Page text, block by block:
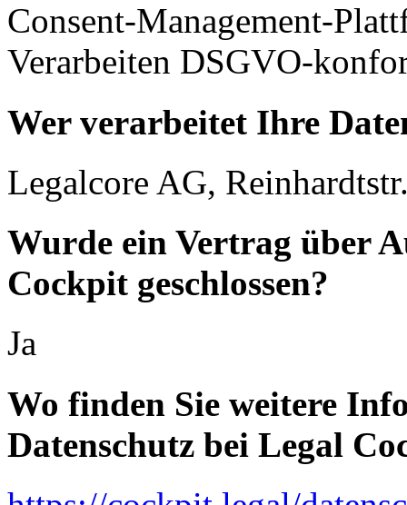
Consent-Management-
Verarbeiten DSGVO-
Wer verarbeitet Ihre
Legalcore AG,
Wurde ein Vertrag über
Cockpit geschlossen?
Ja
Wo finden Sie weitere
Datenschutz bei Legal